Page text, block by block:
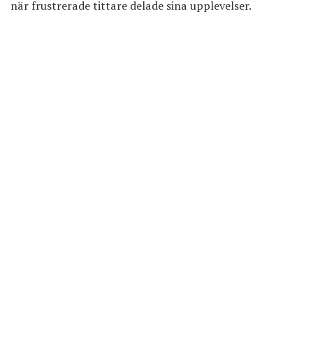
när frustrerade tittare delade sina upplevelser.